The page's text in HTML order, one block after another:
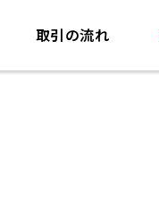
取引の流れ